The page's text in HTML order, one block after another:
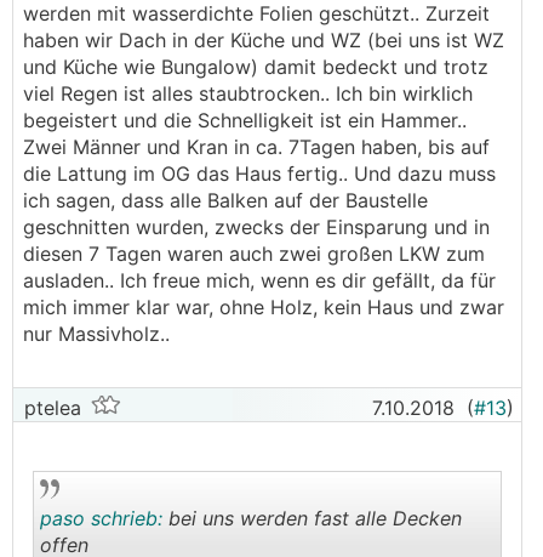
werden mit wasserdichte Folien geschützt.. Zurzeit
haben wir Dach in der Küche und WZ (bei uns ist WZ
und Küche wie Bungalow) damit bedeckt und trotz
viel Regen ist alles staubtrocken.. Ich bin wirklich
begeistert und die Schnelligkeit ist ein Hammer..
Zwei Männer und Kran in ca. 7Tagen haben, bis auf
die Lattung im OG das Haus fertig.. Und dazu muss
ich sagen, dass alle Balken auf der Baustelle
geschnitten wurden, zwecks der Einsparung und in
diesen 7 Tagen waren auch zwei großen LKW zum
ausladen.. Ich freue mich, wenn es dir gefällt, da für
mich immer klar war, ohne Holz, kein Haus und zwar
nur Massivholz..
ptelea 7.10.2018 (#13)
paso schrieb: bei uns werden fast alle Decken
offen